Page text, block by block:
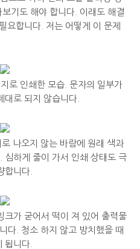
기도 해야 합니다. 이래도 해결
요합니다. 저는 어떻게 이 문제
로 인쇄한 모습. 문자의 일부가
대로 되지 않습니다.
나오지 않는 바람에 원래 색과
심하게 줄이 가서 인쇄 상태도 극
합니다.
크가 굳어서 떡이 져 있어 출력물
다. 청소 하지 않고 방치했을 때
됩니다.